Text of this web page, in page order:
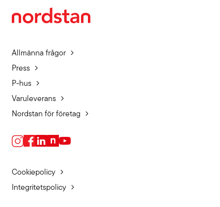
Allmänna frågor
Press
P-hus
Varuleverans
Nordstan för företag
Cookiepolicy
Integritetspolicy